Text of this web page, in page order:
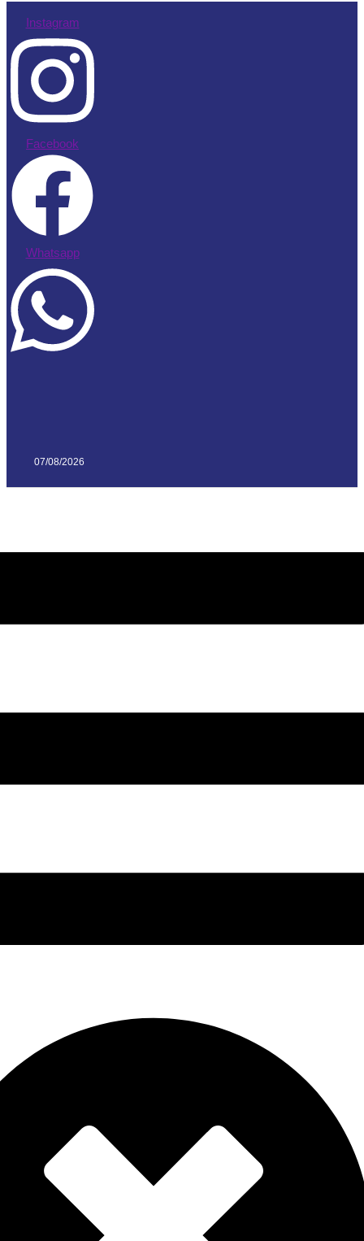
Instagram
Facebook
Whatsapp
07/08/2026